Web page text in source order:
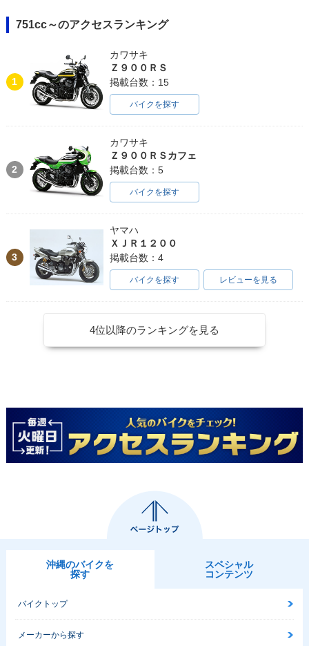
751cc～のアクセスランキング
1
カワサキ
Ｚ９００ＲＳ
掲載台数：15
バイクを探す
2
カワサキ
Ｚ９００ＲＳカフェ
掲載台数：5
バイクを探す
3
ヤマハ
ＸＪＲ１２００
掲載台数：4
バイクを探す レビューを見る
4位以降のランキングを見る
沖縄のバイクを
探す
スペシャル
コンテンツ
バイクトップ
メーカーから探す